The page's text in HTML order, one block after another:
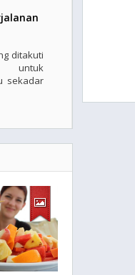
ditakuti
untuk
sekadar